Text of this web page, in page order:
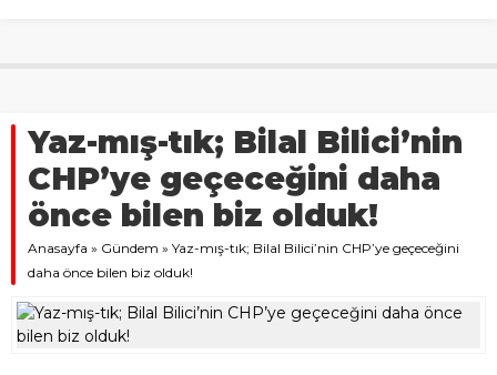
Yaz-mış-tık; Bilal Bilici’nin
CHP’ye geçeceğini daha
önce bilen biz olduk!
Anasayfa » Gündem » Yaz-mış-tık; Bilal Bilici’nin CHP’ye geçeceğini
daha önce bilen biz olduk!